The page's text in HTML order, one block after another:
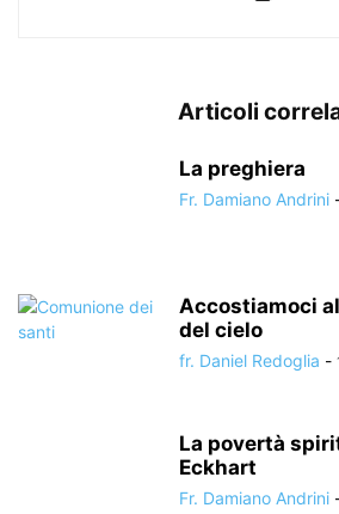
Articoli
La preghiera
Fr. Damiano Andrini
Accostiamoci
del cielo
fr. Daniel Redoglia -
La povertà
Eckhart
Fr. Damiano Andrini